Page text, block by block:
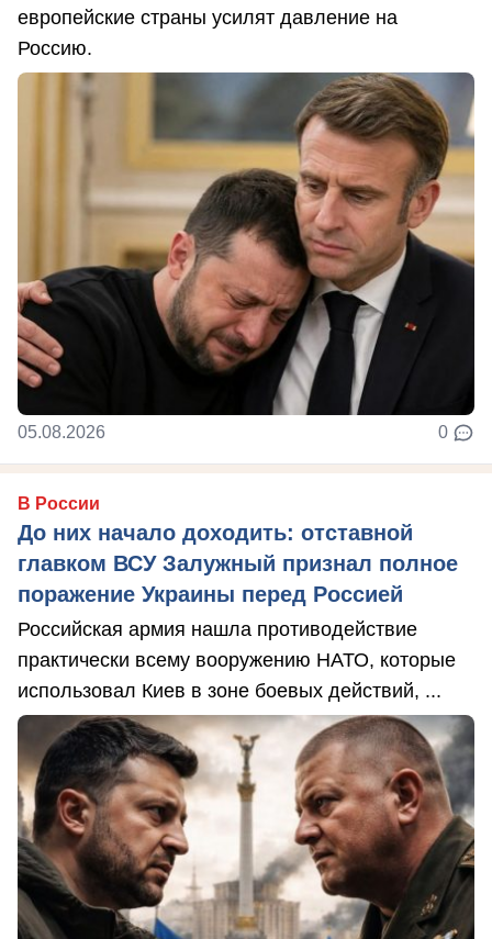
европейские страны усилят давление на
Россию.
05.08.2026 0
В России
До них начало доходить: отставной
главком ВСУ Залужный признал полное
поражение Украины перед Россией
Российская армия нашла противодействие
практически всему вооружению НАТО, которые
использовал Киев в зоне боевых действий, ...